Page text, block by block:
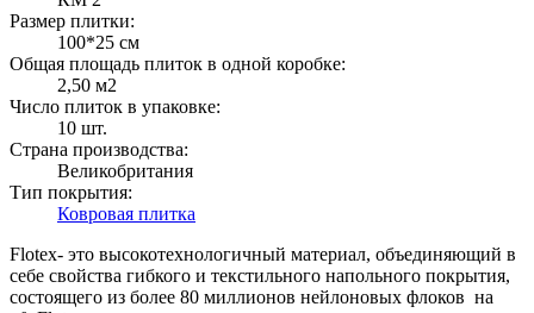
Размер плитки:
100*25 см
Общая площадь плиток в одной коробке:
2,50 м2
Число плиток в упаковке:
10 шт.
Страна производства:
Великобритания
Тип покрытия:
Ковровая плитка
Flotex- это высокотехнологичный материал, объединяющий в
себе свойства гибкого и текстильного напольного покрытия,
состоящего из более 80 миллионов нейлоновых флоков на